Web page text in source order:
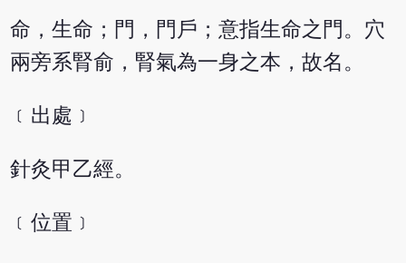
命，生命；門，門戶；意指生命之門。穴
兩旁系腎俞，腎氣為一身之本，故名。
﹝出處﹞
針灸甲乙經。
﹝位置﹞